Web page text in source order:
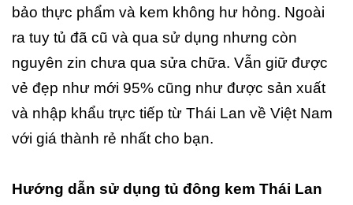
bảo thực phẩm và kem không hư hỏng. Ngoài
ra tuy tủ đã cũ và qua sử dụng nhưng còn
nguyên zin chưa qua sửa chữa. Vẫn giữ được
vẻ đẹp như mới 95% cũng như được sản xuất
và nhập khẩu trực tiếp từ Thái Lan về Việt Nam
với giá thành rẻ nhất cho bạn.
Hướng dẫn sử dụng tủ đông kem Thái Lan